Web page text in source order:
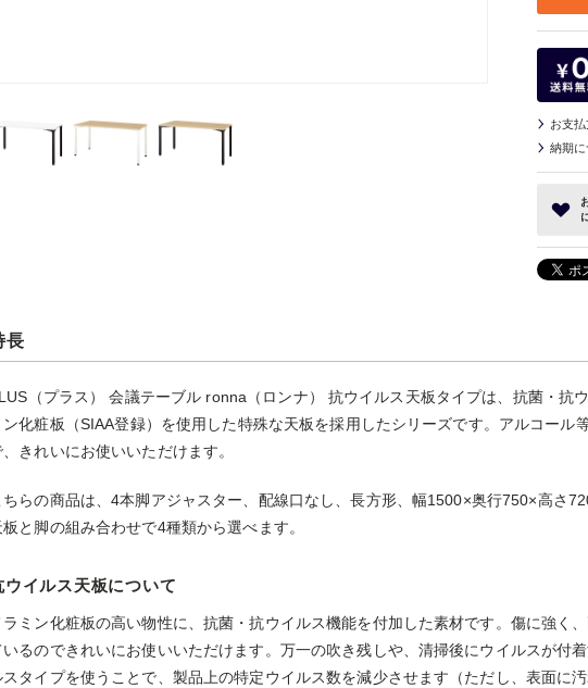
お支
納期に
長
（プラス） 会議テーブル ronna（ロンナ） 抗ウイルス天板タイプは、抗菌・抗
ン化粧板（SIAA登録）を使用した特殊な天板を採用したシリーズです。アルコール
、きれいにお使いいただけます。
ちらの商品は、4本脚アジャスター、配線口なし、長方形、幅1500×奥行750×高さ
板と脚の組み合わせで4種類から選べます。
ウイルス天板について
ラミン化粧板の高い物性に、抗菌・抗ウイルス機能を付加した素材です。傷に強く
いるのできれいにお使いいただけます。万一の吹き残しや、清掃後にウイルスが付
スタイプを使うことで、製品上の特定ウイルス数を減少させます（ただし、表面に